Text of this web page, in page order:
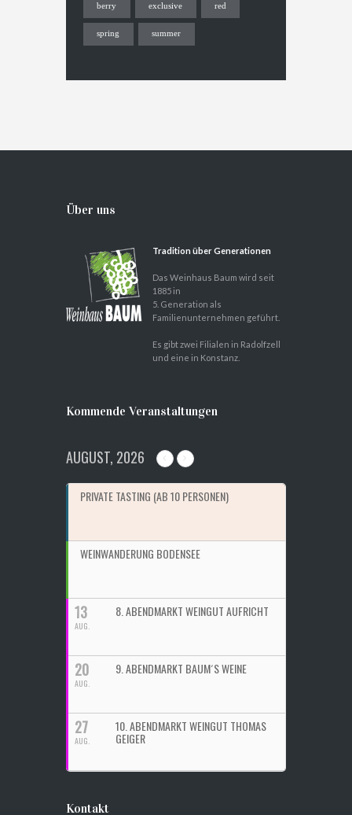
berry exclusive red
spring summer
Über uns
Tradition über Generationen
Das Weinhaus Baum wird seit
1885 in
5. Generation als
Familienunternehmen geführt.
Es gibt zwei Filialen in Radolfzell
und eine in Konstanz.
Kommende Veranstaltungen
AUGUST, 2026
PRIVATE TASTING (AB 10 PERSONEN)
WEINWANDERUNG BODENSEE
13
AUG.
8. ABENDMARKT WEINGUT AUFRICHT
20
AUG.
9. ABENDMARKT BAUM´S WEINE
27
AUG.
10. ABENDMARKT WEINGUT THOMAS
GEIGER
Kontakt